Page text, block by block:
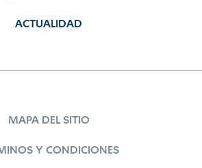
ACTUALIDAD
MAPA DEL SITIO
Y CONDICIONES